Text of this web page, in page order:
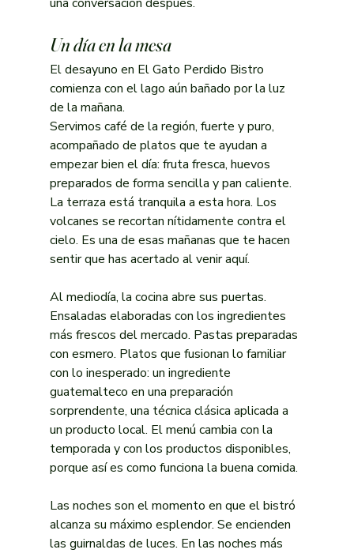
Un día en la mesa
El desayuno en El Gato Perdido Bistro
comienza con el lago aún bañado por la luz
de la mañana.
Servimos café de la región, fuerte y puro,
acompañado de platos que te ayudan a
empezar bien el día: fruta fresca, huevos
preparados de forma sencilla y pan caliente.
La terraza está tranquila a esta hora. Los
volcanes se recortan nítidamente contra el
cielo. Es una de esas mañanas que te hacen
sentir que has acertado al venir aquí.
Al mediodía, la cocina abre sus puertas.
Ensaladas elaboradas con los ingredientes
más frescos del mercado. Pastas preparadas
con esmero. Platos que fusionan lo familiar
con lo inesperado: un ingrediente
guatemalteco en una preparación
sorprendente, una técnica clásica aplicada a
un producto local. El menú cambia con la
temporada y con los productos disponibles,
porque así es como funciona la buena comida.
Las noches son el momento en que el bistró
alcanza su máximo esplendor. Se encienden
las guirnaldas de luces. En las noches más